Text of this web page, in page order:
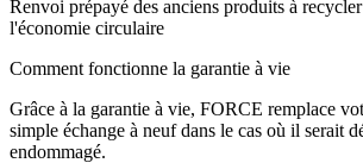
Renvoi prépayé des anciens produits à
l'économie circulaire
Comment fonctionne la garantie à vie
Grâce à la garantie à vie, FORCE remplace
simple échange à neuf dans le cas où il serait
endommagé.